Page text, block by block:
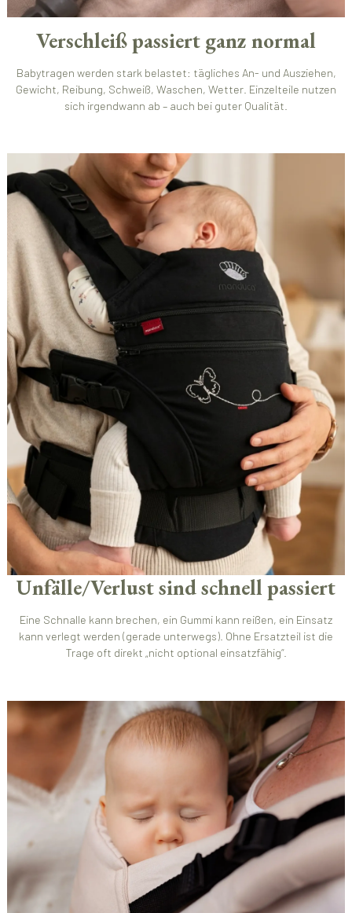
Verschleiß passiert ganz normal
Babytragen werden stark belastet: tägliches An- und Ausziehen,
Gewicht, Reibung, Schweiß, Waschen, Wetter. Einzelteile nutzen
sich irgendwann ab – auch bei guter Qualität.
Unfälle/Verlust sind schnell passiert
Eine Schnalle kann brechen, ein Gummi kann reißen, ein Einsatz
kann verlegt werden (gerade unterwegs). Ohne Ersatzteil ist die
Trage oft direkt „nicht optional einsatzfähig“.